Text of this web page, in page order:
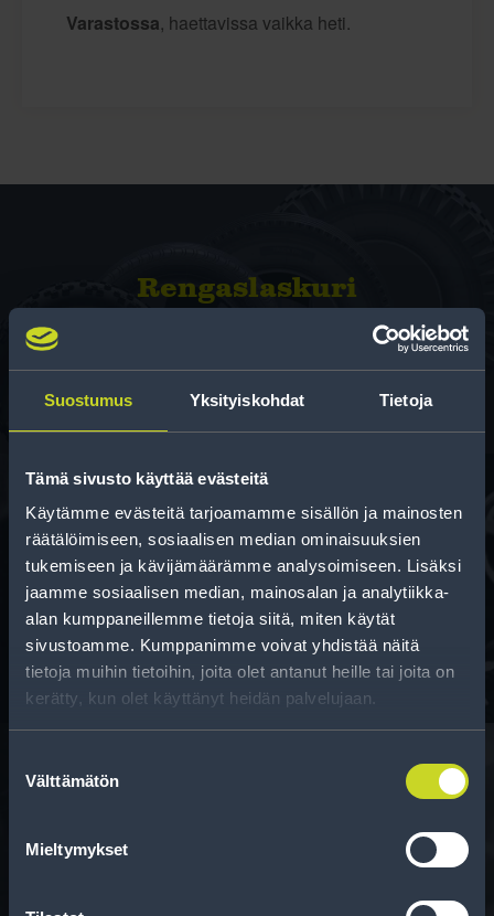
Suostumus Yksityiskohdat Tietoja
Tämä sivusto käyttää evästeitä
Käytämme evästeitä tarjoamamme sisällön ja mainosten
räätälöimiseen, sosiaalisen median ominaisuuksien
tukemiseen ja kävijämäärämme analysoimiseen. Lisäksi
jaamme sosiaalisen median, mainosalan ja analytiikka-
alan kumppaneillemme tietoja siitä, miten käytät
sivustoamme. Kumppanimme voivat yhdistää näitä
tietoja muihin tietoihin, joita olet antanut heille tai joita on
kerätty, kun olet käyttänyt heidän palvelujaan.
valinta
Välttämätön
Mieltymykset
Varastossa, haettavissa vaikka heti.
Rengas­laskuri
Auttaa sinua valitsemaan oikean kokoisen renkaan,
Rahoitus
Tee ostoksesi RengasCenter-tilillä. Saat
maksuaikaa renkaillesi.
Tavallisen ihmisen tietoa merkinnöistä, renkaista ja